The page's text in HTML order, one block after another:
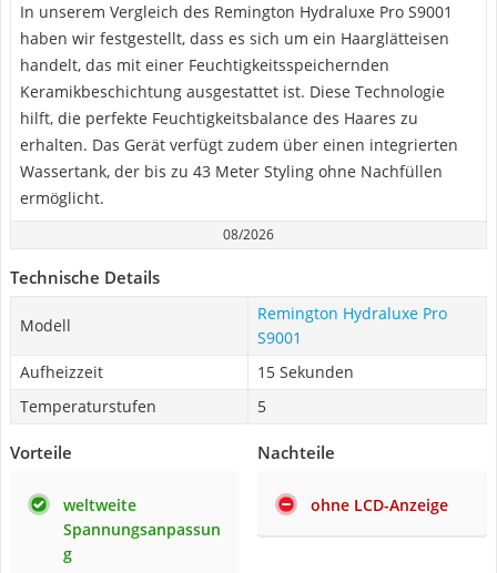
In unserem Vergleich des Remington Hydraluxe Pro S9001
haben wir festgestellt, dass es sich um ein Haarglätteisen
handelt, das mit einer Feuchtigkeitsspeichernden
Keramikbeschichtung ausgestattet ist. Diese Technologie
hilft, die perfekte Feuchtigkeitsbalance des Haares zu
erhalten. Das Gerät verfügt zudem über einen integrierten
Wassertank, der bis zu 43 Meter Styling ohne Nachfüllen
ermöglicht.
08/2026
Technische Details
Modell
Remington Hydraluxe Pro
S9001
Aufheizzeit
15 Sekunden
Temperaturstufen
5
Vorteile
weltweite
Spannungsanpassun
g
Nachteile
ohne LCD-Anzeige